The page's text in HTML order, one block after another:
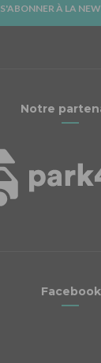
S'ABONNER À LA
Notre
Facebook